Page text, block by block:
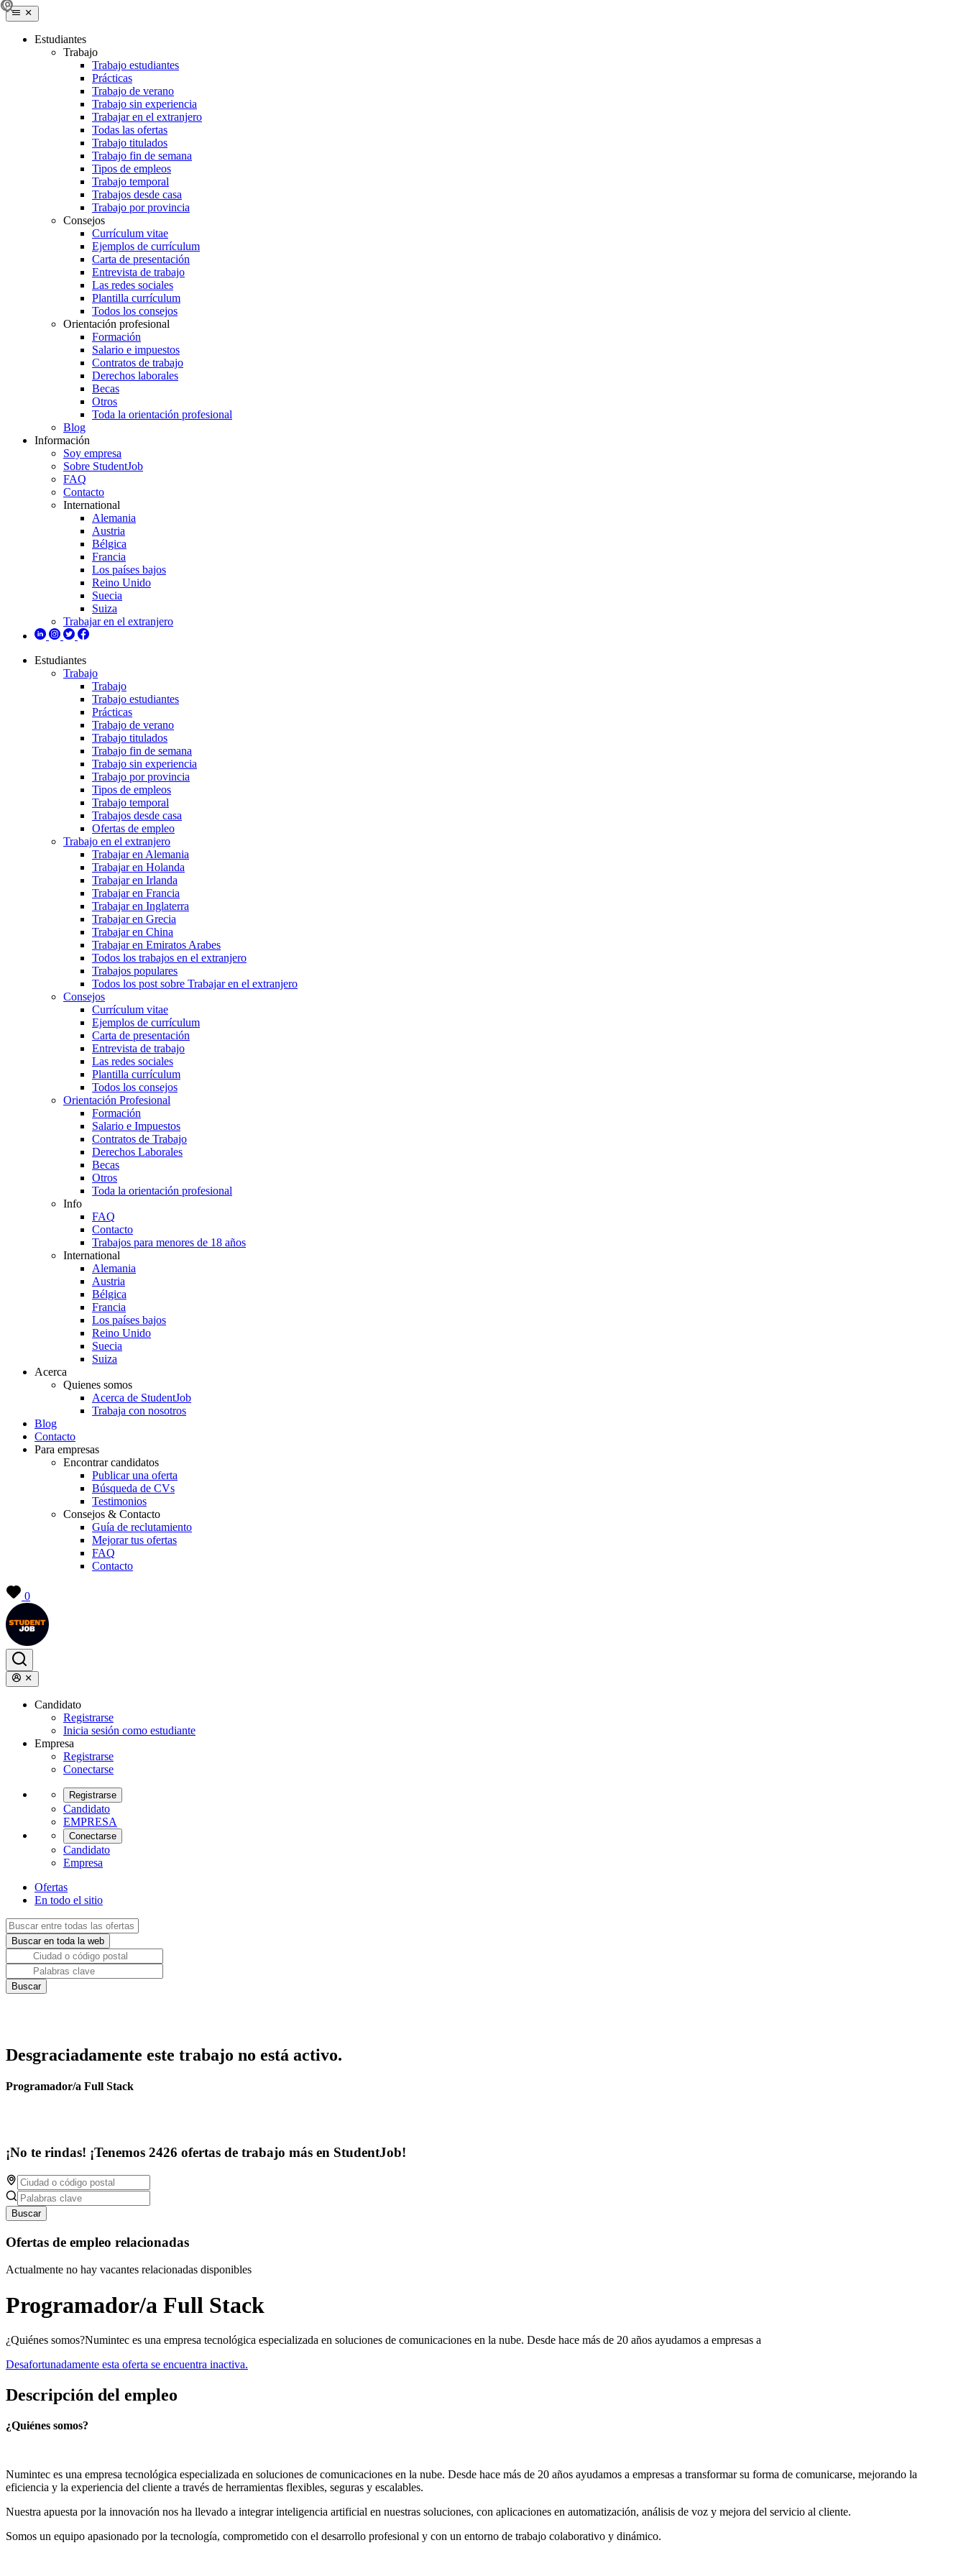
Estudiantes
Trabajo
Trabajo estudiantes
Prácticas
Trabajo de verano
Trabajo sin experiencia
Trabajar en el extranjero
Todas las ofertas
Trabajo titulados
Trabajo fin de semana
Tipos de empleos
Trabajo temporal
Trabajos desde casa
Trabajo por provincia
Consejos
Currículum vitae
Ejemplos de currículum
Carta de presentación
Entrevista de trabajo
Las redes sociales
Plantilla currículum
Todos los consejos
Orientación profesional
Formación
Salario e impuestos
Contratos de trabajo
Derechos laborales
Becas
Otros
Toda la orientación profesional
Blog
Información
Soy empresa
Sobre StudentJob
FAQ
Contacto
International
Alemania
Austria
Bélgica
Francia
Los países bajos
Reino Unido
Suecia
Suiza
Trabajar en el extranjero
Estudiantes
Trabajo
Trabajo
Trabajo estudiantes
Prácticas
Trabajo de verano
Trabajo titulados
Trabajo fin de semana
Trabajo sin experiencia
Trabajo por provincia
Tipos de empleos
Trabajo temporal
Trabajos desde casa
Ofertas de empleo
Trabajo en el extranjero
Trabajar en Alemania
Trabajar en Holanda
Trabajar en Irlanda
Trabajar en Francia
Trabajar en Inglaterra
Trabajar en Grecia
Trabajar en China
Trabajar en Emiratos Arabes
Todos los trabajos en el extranjero
Trabajos populares
Todos los post sobre Trabajar en el extranjero
Consejos
Currículum vitae
Ejemplos de currículum
Carta de presentación
Entrevista de trabajo
Las redes sociales
Plantilla currículum
Todos los consejos
Orientación Profesional
Formación
Salario e Impuestos
Contratos de Trabajo
Derechos Laborales
Becas
Otros
Toda la orientación profesional
Info
FAQ
Contacto
Trabajos para menores de 18 años
International
Alemania
Austria
Bélgica
Francia
Los países bajos
Reino Unido
Suecia
Suiza
Acerca
Quienes somos
Acerca de StudentJob
Trabaja con nosotros
Blog
Contacto
Para empresas
Encontrar candidatos
Publicar una oferta
Búsqueda de CVs
Testimonios
Consejos & Contacto
Guía de reclutamiento
Mejorar tus ofertas
FAQ
Contacto
0
Candidato
Registrarse
Inicia sesión como estudiante
Empresa
Registrarse
Conectarse
Registrarse
Candidato
EMPRESA
Conectarse
Candidato
Empresa
Ofertas
En todo el sitio
Desgraciadamente este trabajo no está activo.
Programador/a Full Stack
¡No te rindas! ¡Tenemos 2426 ofertas de trabajo más en StudentJob!
Buscar
Ofertas de empleo relacionadas
Actualmente no hay vacantes relacionadas disponibles
Programador/a Full Stack
¿Quiénes somos?Numintec es una empresa tecnológica especializada en soluciones de comunicaciones en la nube. Desde hace más de 20 años ayudamos a empresas a
Desafortunadamente esta oferta se encuentra inactiva.
Descripción del empleo
¿Quiénes somos?
Numintec es una empresa tecnológica especializada en soluciones de comunicaciones en la nube. Desde hace más de 20 años ayudamos a empresas a transformar su forma de comunicarse, mejorando la
eficiencia y la experiencia del cliente a través de herramientas flexibles, seguras y escalables.
Nuestra apuesta por la innovación nos ha llevado a integrar inteligencia artificial en nuestras soluciones, con aplicaciones en automatización, análisis de voz y mejora del servicio al cliente.
Somos un equipo apasionado por la tecnología, comprometido con el desarrollo profesional y con un entorno de trabajo colaborativo y dinámico.